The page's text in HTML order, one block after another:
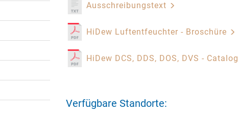
Ausschreibungstext
HiDew Luftentfeuchter - Broschüre
HiDew DCS, DDS, DOS, DVS -
Verfügbare Standorte: